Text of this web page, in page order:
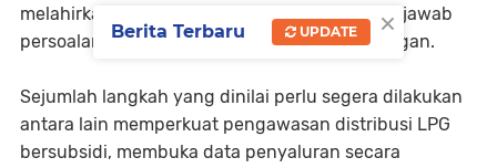
melahirkan kebijakan nyata yang mampu menjawab
persoalan yang dihadapi masyarakat di lapangan.
Sejumlah langkah yang dinilai perlu segera dilakukan
antara lain memperkuat pengawasan distribusi LPG
bersubsidi, membuka data penyaluran secara
×
Berita Terbaru UPDATE